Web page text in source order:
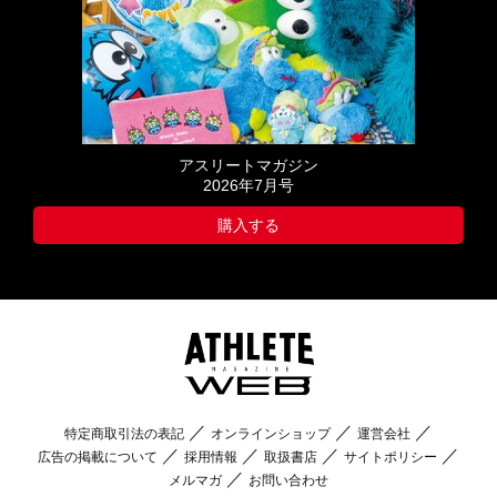
アスリートマガジン
2026年7月号
購入する
特定商取引法の表記 オンラインショップ
運営会社
広告の掲載について
採用情報 取扱書店
サイトポリシー
メルマガ
お問い合わせ